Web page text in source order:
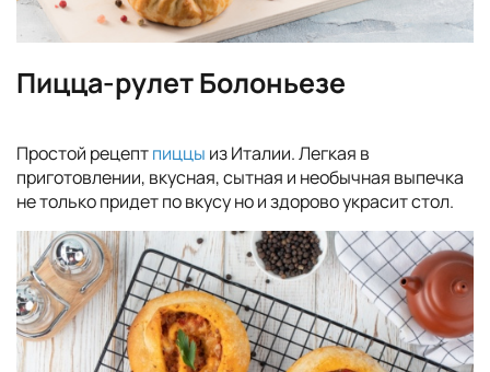
Пицца-рулет Болоньезе
Простой рецептпиццы из Италии. Легкая в
приготовлении, вкусная, сытная и необычная выпечка
не только придет по вкусу но и здорово украсит стол.